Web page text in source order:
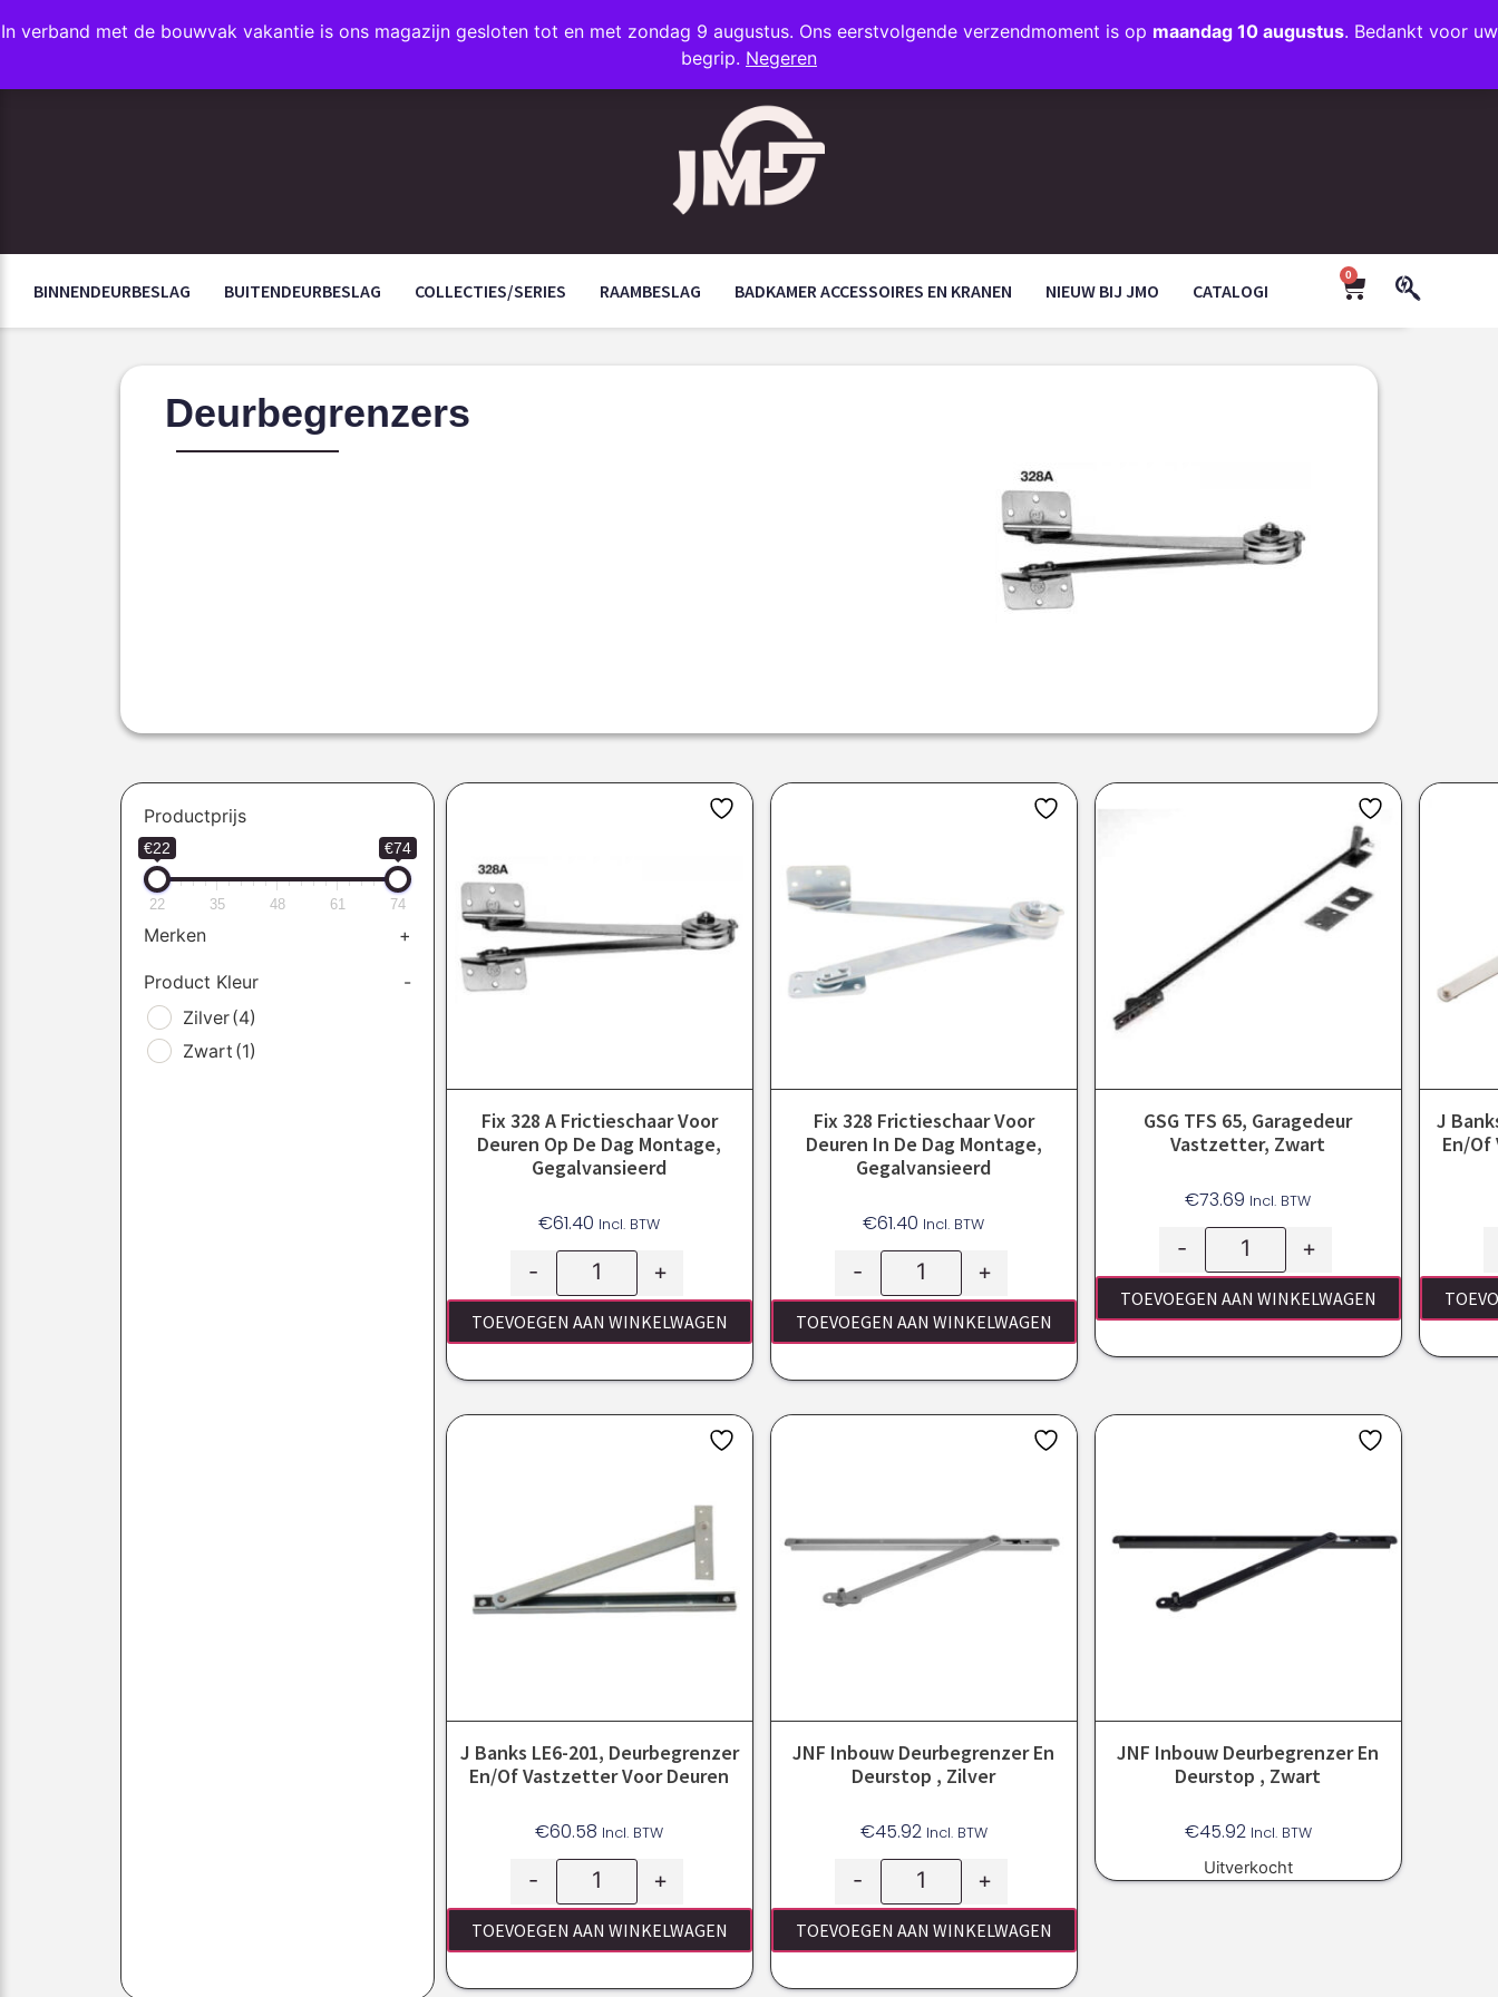
In verband met de bouwvak vakantie is ons magazijn gesloten tot en met zondag 9 augustus. Ons eerstvolgende verzendmoment is op maandag 10 augustus. Bedankt voor uw
begrip. Negeren
INFO@JMODESIGN.NL
+31 (0)35 203 1663
FAVORIETEN
BINNENDEURBESLAG BUITENDEURBESLAG COLLECTIES/SERIES RAAMBESLAG BADKAMER ACCESSOIRES EN KRANEN NIEUW BIJ JMO CATALOGI
0
Deurbegrenzers
Productprijs
€22 €74
22 35 48 61 74
Merken +
Product Kleur
-
Zilver(4)
Zwart (1)
Fix 328 A Frictieschaar Voor
Deuren Op De Dag Montage,
Gegalvansieerd
€61.40 Incl. BTW
- +
TOEVOEGEN AAN WINKELWAGEN
Fix 328 Frictieschaar Voor
Deuren In De Dag Montage,
Gegalvansieerd
€61.40 Incl. BTW
- +
TOEVOEGEN AAN WINKELWAGEN
GSG TFS 65, Garagedeur
Vastzetter, Zwart
€73.69 Incl. BTW
- +
TOEVOEGEN AAN WINKELWAGEN
J
En/of
J Banks LE6-201, Deurbegrenzer
En/of Vastzetter Voor Deuren
€60.58 Incl. BTW
- +
TOEVOEGEN AAN WINKELWAGEN
JNF Inbouw Deurbegrenzer En
Deurstop , Zilver
€45.92 Incl. BTW
- +
TOEVOEGEN AAN WINKELWAGEN
JNF Inbouw Deurbegrenzer En
Deurstop , Zwart
€45.92 Incl. BTW
Uitverkocht